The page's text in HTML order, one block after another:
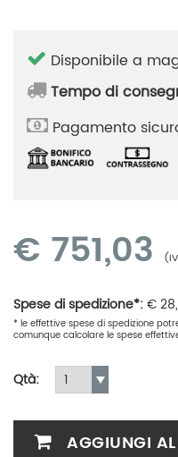
Disponibile a
Tempo di
Pagamento
€ 751,03
Spese di spedizione*:€
* le effettive spese di spedizione
comunque calcolare le spese
Qtà:
AGGIUNGI